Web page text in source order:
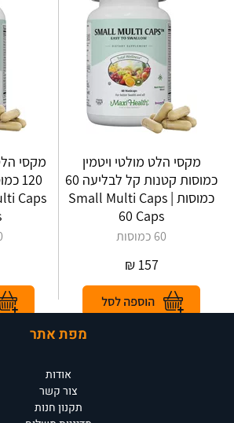
מקסי הלט מולטי ויטמין
כמוסות קטנות קל לבליעה 60
כמוסות | Small Multi Caps
60 Caps
60 כמוסות
157
₪
מקסי
Caps
מפת אתר
אודות
צור קשר
תקנון חנות